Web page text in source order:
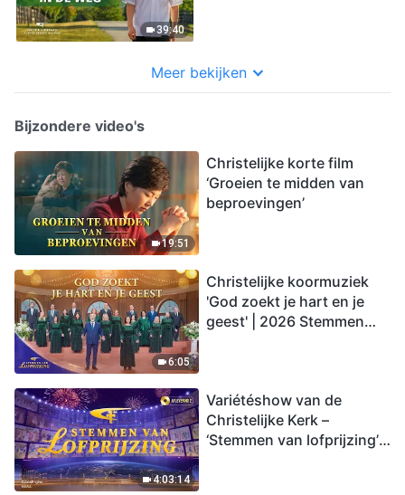
39:40
Meer bekijken
Bijzondere video's
19:51
Christelijke korte film
‘Groeien te midden van
beproevingen’
6:05
Christelijke koormuziek
'God zoekt je hart en je
geest' | 2026 Stemmen
4:03:14
Variétéshow van de
Christelijke Kerk –
‘Stemmen van lofprijzing’,